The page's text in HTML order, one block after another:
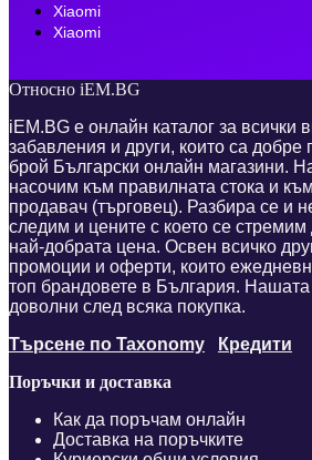
Xiaomi
Xiaomi
Относно iEM.BG
iEM.BG е онлайн каталог за всички
забавления и други, които са добре
брой Български онлайн магазини.
насочим към правилната стока и
продавач (търговец). Разбира се и
следим и цените с което се
най-добрата цена. Освен всичко
промоции и оферти, които
топ брандовете в България.
доволни след всяка покупка.
Търсене по Taxonomy
Кредити
Поръчки и доставка
Как да поръчам онлайн
Доставка на поръчките